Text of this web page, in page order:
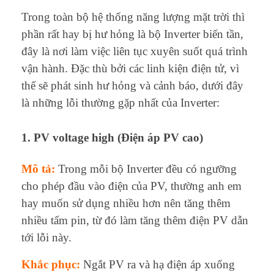
Trong toàn bộ hệ thống năng lượng mặt trời thì
phần rất hay bị hư hỏng là bộ Inverter biến tần,
đây là nơi làm việc liên tục xuyên suốt quá trình
vận hành. Đặc thù bởi các linh kiện điện tử, vì
thế sẽ phát sinh hư hỏng và cảnh báo, dưới đây
là những lỗi thường gặp nhất của Inverter:
1. PV voltage high (Điện áp PV cao)
Mô tả: Trong mỗi bộ Inverter đều có ngưỡng
cho phép đầu vào điện của PV, thường anh em
hay muốn sử dụng nhiều hơn nên tăng thêm
nhiều tấm pin, từ đó làm tăng thêm điện PV dẫn
tới lỗi này.
Khắc phục: Ngắt PV ra và hạ điện áp xuống